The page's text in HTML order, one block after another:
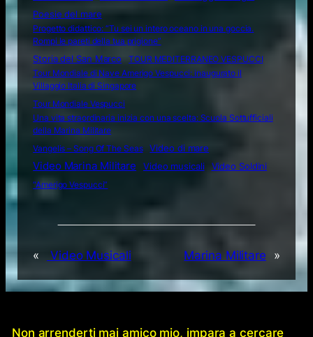
Poesie del mare
Progetto didattico: “Tu sei un intero oceano in una goccia.
Rompi le pareti della tua prigione”
Storia del San Marco
TOUR MEDITERRANEO VESPUCCI
Tour Mondiale di Nave Amerigo Vespucci: inaugurato il
Villaggio Italia di Singapore
Tour Mondiale Vespucci
Una vita straordinaria inizia con una scelta: Scuola Sottufficiali
della Marina Militare
Vangelis – Song Of The Seas
Video di mare
Video Marina Militare Video musicali
Video Soldini
“Amerigo Vespucci”
« Video Musicali Marina Militare »
Non arrenderti mai amico mio, impara a cercare